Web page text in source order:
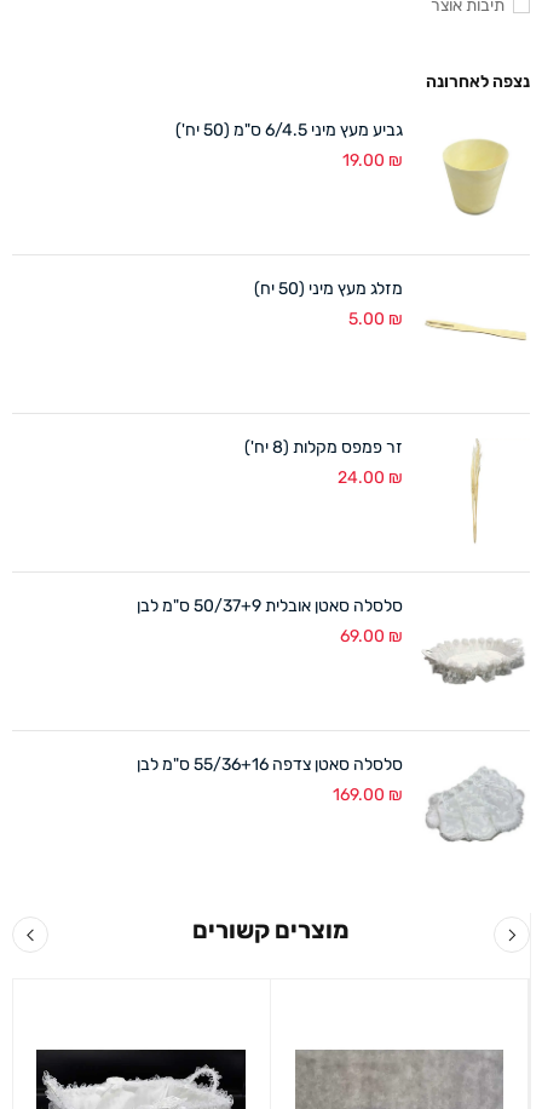
תיבות אוצר
נצפה לאחרונה
גביע מעץ מיני 6/4.5 ס"מ (50 יח')
19.00 ₪
מזלג מעץ מיני (50 יח)
5.00 ₪
זר פמפס מקלות (8 יח')
24.00 ₪
סלסלה סאטן אובלית 50/37+9 ס"מ לבן
69.00 ₪
סלסלה סאטן צדפה 55/36+16 ס"מ לבן
169.00 ₪
מוצרים קשורים